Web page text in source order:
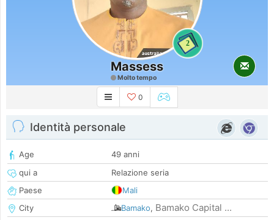
2
Massess
Molto tempo
0
Identità personale
Age
49 anni
qui a
Relazione seria
Paese
Mali
City
Bamako, Bamako Capital ...